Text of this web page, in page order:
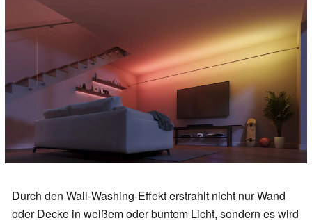
Durch den Wall-Washing-Effekt erstrahlt nicht nur Wand
oder Decke in weißem oder buntem Licht, sondern es wird